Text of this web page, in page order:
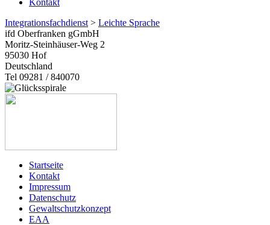
Kontakt
Integrationsfachdienst > Leichte Sprache
ifd Oberfranken gGmbH
Moritz-Steinhäuser-Weg 2
95030 Hof
Deutschland
Tel 09281 / 840070
Startseite
Kontakt
Impressum
Datenschutz
Gewaltschutzkonzept
EAA